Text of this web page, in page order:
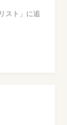
スト」に追